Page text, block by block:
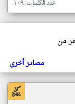
عدد الكلمات: ١٠٩
من
مصادر أخرى